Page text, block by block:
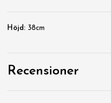
Höjd: 38cm
Recensioner